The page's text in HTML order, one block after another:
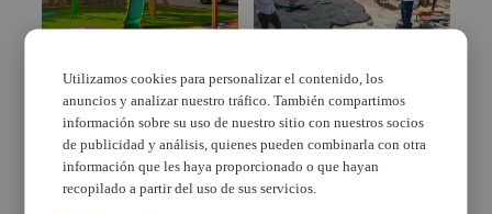
Obras de mejora en
diferentes espacios
municipales de
Albuixech
Burjassot mejora y
acondiciona las zonas
de juegos infantiles
Utilizamos cookies para personalizar el contenido, los
anuncios y analizar nuestro tráfico. También compartimos
información sobre su uso de nuestro sitio con nuestros socios
de publicidad y análisis, quienes pueden combinarla con otra
información que les haya proporcionado o que hayan
recopilado a partir del uso de sus servicios.